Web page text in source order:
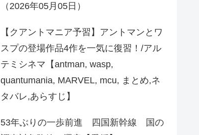
（2026年05月05日）
【クアントマニア予習】アントマンとワ
スプの登場作品4作を一気に復習！/アル
テミシネマ【antman, wasp,
quantumania, MARVEL, mcu, まとめ,ネ
タバレ,あらすじ】
53年ぶりの一歩前進 四国新幹線 国の